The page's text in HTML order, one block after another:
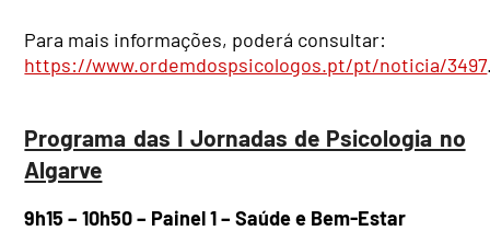
Para mais informações, poderá consultar:
https://www.ordemdospsicologos.pt/pt/noticia/3497
Programa das I Jornadas de Psicologia no
Algarve
9h15 – 10h50 – Painel 1 – Saúde e Bem-Estar